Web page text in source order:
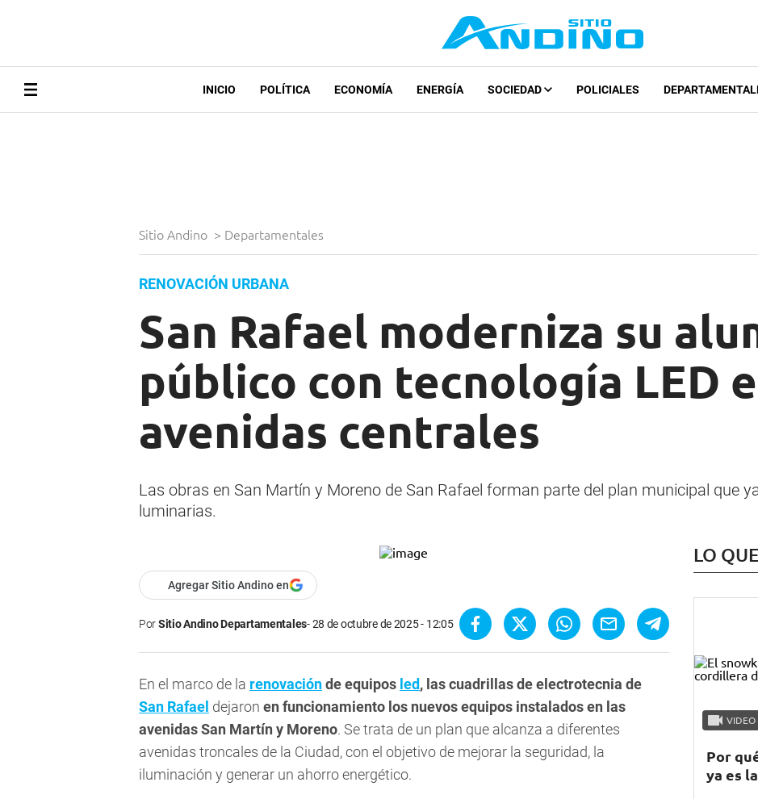
INICIO POLÍTICA ECONOMÍA ENERGÍA SOCIEDAD POLICIALES
Sitio Andino > Departamentales
RENOVACIÓN URBANA
San Rafael moderniza su
público con tecnología LED
avenidas centrales
Las obras en San Martín y Moreno de San Rafael forman parte del plan municipal que
luminarias.
Agregar Sitio Andino en
PorSitio Andino Departamentales 28 de octubre de 2025 - 12:05
En el marco de la renovaciónde equipos led, las cuadrillas de electrotecnia de
San Rafael dejaron en funcionamiento los nuevos equipos instalados en las
avenidas San Martín y Moreno. Se trata de un plan que alcanza a diferentes
avenidas troncales de la Ciudad, con el objetivo de mejorar la seguridad, la
iluminación y generar un ahorro energético.
LO
VIDEO
Por
ya es